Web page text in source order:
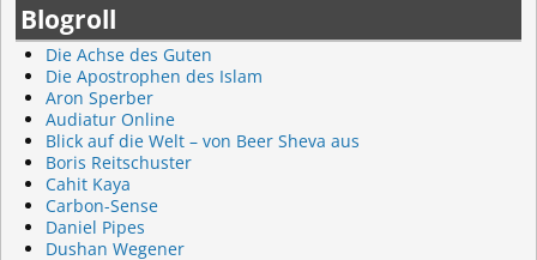
Blogroll
Die Achse des Guten
Die Apostrophen des Islam
Aron Sperber
Audiatur Online
Blick auf die Welt – von Beer Sheva aus
Boris Reitschuster
Cahit Kaya
Carbon-Sense
Daniel Pipes
Dushan Wegener